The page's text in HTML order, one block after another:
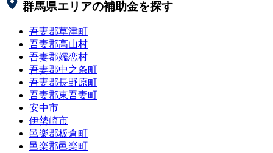
群馬県エリアの補助金を探す
吾妻郡草津町
吾妻郡高山村
吾妻郡嬬恋村
吾妻郡中之条町
吾妻郡長野原町
吾妻郡東吾妻町
安中市
伊勢崎市
邑楽郡板倉町
邑楽郡邑楽町